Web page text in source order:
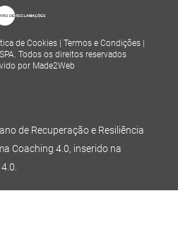
de Cookies Termos e Condições
Todos os direitos reservados
por Made2Web
de Recuperação e Resiliência
Coaching 4.0, inserido na